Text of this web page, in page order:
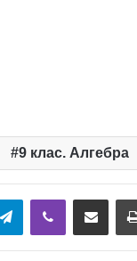
9 клас. Алгебра
TelegramViber Надіслати